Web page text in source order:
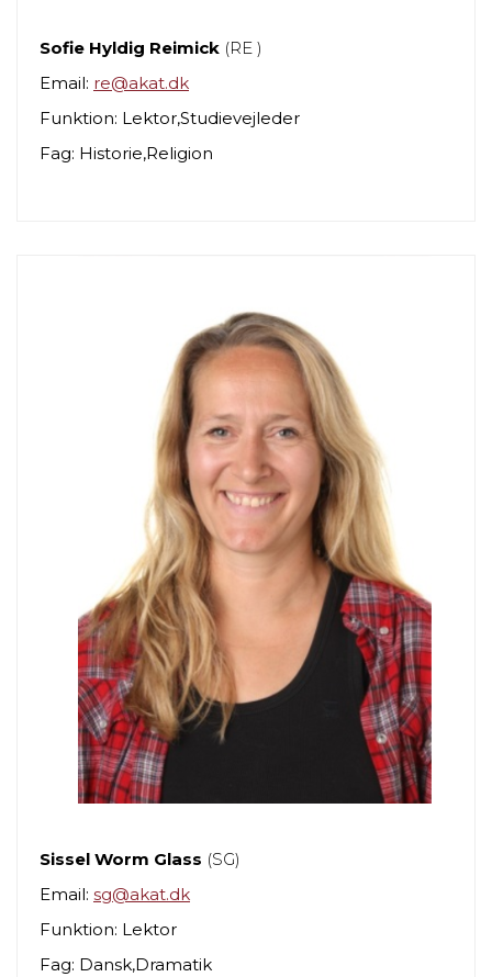
Sofie Hyldig Reimick (RE )
Email: re@akat.dk
Funktion: Lektor,Studievejleder
Fag: Historie,Religion
Sissel Worm Glass (SG)
Email: sg@akat.dk
Funktion: Lektor
Fag: Dansk,Dramatik